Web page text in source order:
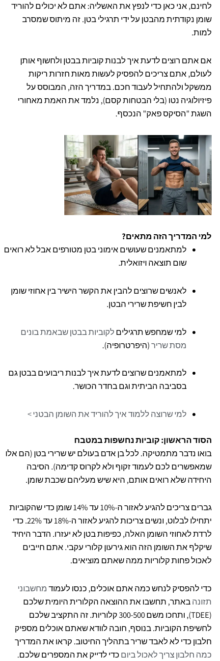
לחינם, אני כאן כדי לנפץ את האשליה: אתם לא יכולים להוריד
שומן נקודתית מהבטן על ידי תרגילי בטן. זה מיתוס שמסרב
למות.
אם אתם רוצים לדעת איך לבנות קוביות בבטן ולחשוף אותן
לעולם, אתם צריכים להפסיק לעשות מאות חזרות ריקות
ממשקל ולהתחיל לעבוד חכם. במדריך הזה, המבוסס על
פיזיולוגיה נטו (בלי הבטחות קסם), נלמד את האמת מאחורי
השגת "הסיקס פאק" הנכסף.
למי המדריך הזה מתאים?
למתאמנים שעושים אימוני בטן מטורפים אבל לא רואים
שום תוצאה ויזואלית.
לאנשים שרוצים להבין את הקשר הישיר בין אחוזי שומן
לבין חשיפת שרירי הבטן.
למי שמחפש תרגילים לקוביות בבטן שבאמת בונים
מסת שריר(היפרטרופיה).
למתאמנים שרוצים לדעת איך לבנות ריבועים בבטן גם
בסביבה הביתית וגם בחדר הכושר.
למי שרוצה ללמוד איך להוריד את השומן הבטני >
הסוד הראשון: קוביות נחשפות במטבח
בואו נדבר מתמטיקה. לכל בן אדם בעולם יש שרירי בטן (הם אלו
שמאפשרים לכם לעמוד זקוף ולא לקרוס קדימה). הסיבה
היחידה שלא רואים אותם, היא שיש מעליהם שכבת שומן.
גברים צריכים להגיע לאזור ה-10% עד 14% שומן כדי שהקוביות
יתחילו לבלוט, ונשים צריכות להגיע לאזור ה-18% עד 22%. כדי
לרדת לאחוזי השומן האלה, כפיפות בטן לא יעזרו. הדבר היחיד
שיקלף את השומן הזה הוא גירעון קלורי עקבי. אתם חייבים
לאכול פחות קלוריות ממה שאתם מוציאים.
כדי להפסיק לנחש כמה אתם אוכלים, כנסו לעמודמחשבוני
תזונהבאתר, תחשבו את ההוצאה הקלורית היומית שלכם
(TDEE), ותחכו משם 300-500 קלוריות. זה התקציב שלכם
לחשיפת הקוביות. בנוסף, חובה לוודא שאתם אוכלים מספיק
חלבון כדי לא לאבד שריר בתהליך החיטוב. קראו את המדריך
כמה חלבון צריך לאכול ביום כדי לדייק את המספרים שלכם.